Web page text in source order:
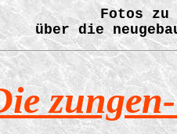
Fotos zu
über die